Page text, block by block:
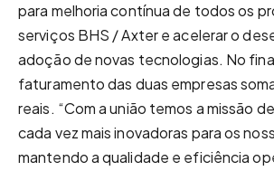
para melhoria contínua de todos os
serviços BHS / Axter e acelerar o
adoção de novas tecnologias. No
faturamento das duas empresas
reais. “Com a união temos a missão
cada vez mais inovadoras para os
mantendo a qualidade e eficiência